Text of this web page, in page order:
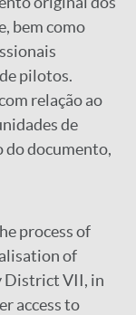
bem como
pilotos.
relação ao
de
do documento,
process of
of
District VII, in
access to